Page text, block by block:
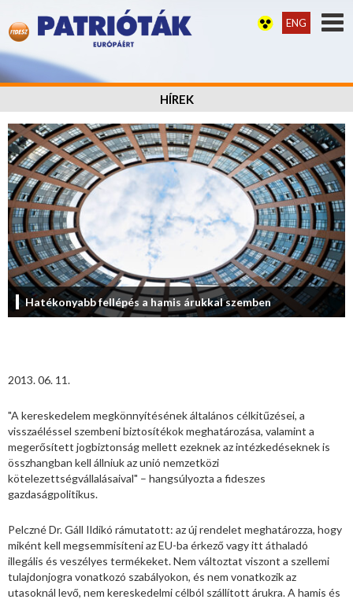
ENG
HÍREK
Hatékonyabb fellépés a hamis árukkal szemben
2013. 06. 11.
"A kereskedelem megkönnyítésének általános célkitűzései, a
visszaéléssel szembeni biztosítékok meghatározása, valamint a
megerősített jogbiztonság mellett ezeknek az intézkedéseknek is
összhangban kell állniuk az unió nemzetközi
kötelezettségvállalásaival" – hangsúlyozta a fideszes
gazdaságpolitikus.
Pelczné Dr. Gáll Ildikó rámutatott: az új rendelet meghatározza, hogy
miként kell megsemmisíteni az EU-ba érkező vagy itt áthaladó
illegális és veszélyes termékeket. Nem változtat viszont a szellemi
tulajdonjogra vonatkozó szabályokon, és nem vonatkozik az
utasoknál levő, nem kereskedelmi célból szállított árukra. A hamis és